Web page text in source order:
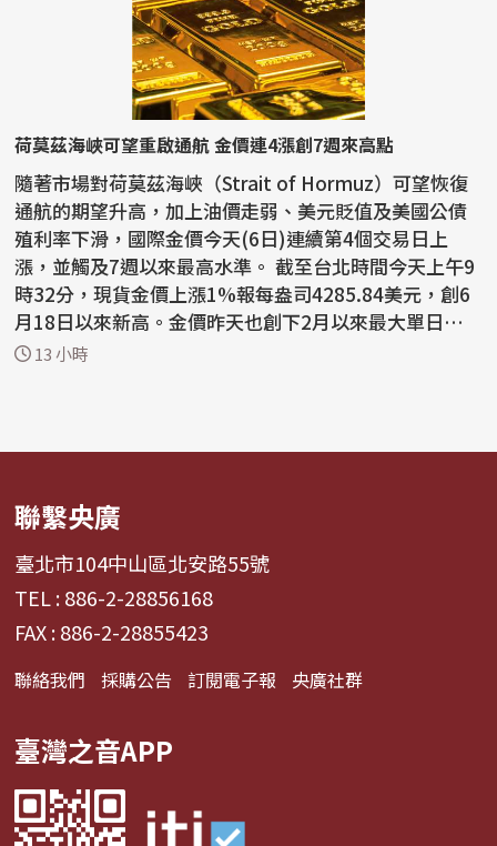
荷莫茲海峽可望重啟通航 金價連4漲創7週來高點
隨著市場對荷莫茲海峽（Strait of Hormuz）可望恢復
通航的期望升高，加上油價走弱、美元貶值及美國公債
殖利率下滑，國際金價今天(6日)連續第4個交易日上
漲，並觸及7週以來最高水準。 截至台北時間今天上午9
時32分，現貨金價上漲1%報每盎司4285.84美元，創6
月18日以來新高。金價昨天也創下2月以來最大單日漲
幅。 ...
13 小時
聯繫央廣
臺北市104中山區北安路55號
TEL : 886-2-28856168
FAX : 886-2-28855423
聯絡我們 採購公告 訂閱電子報 央廣社群
臺灣之音APP